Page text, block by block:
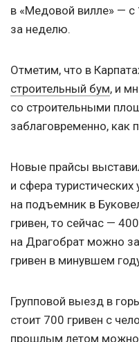
в «Медовой вилле» — с
за неделю.
Отметим, что в
строительный бум, и
со строительными
заблаговременно, как
Новые прайсы
и сфера
на подъемник в
гривен, то сейчас —
на Драгобрат можно
гривен в минувшем
Групповой выезд в
стоит 700 гривен с
прошлым летом можно